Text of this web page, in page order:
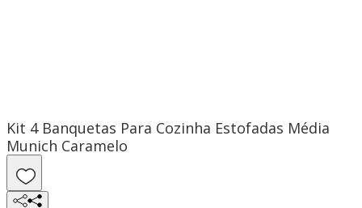
Kit 4 Banquetas Para Cozinha Estofadas Média
Munich Caramelo